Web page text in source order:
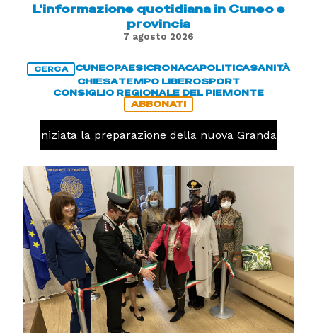
L'informazione quotidiana in Cuneo e
provincia
7 agosto 2026
CERCA CUNEOPAESICRONACAPOLITICASANITÀ
CHIESATEMPO LIBEROSPORT
CONSIGLIO REGIONALE DEL PIEMONTE
ABBONATI
iniziata la preparazione della nuova Granda Volley